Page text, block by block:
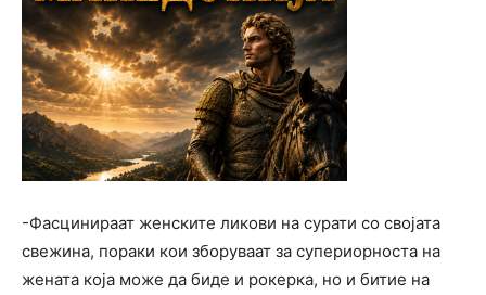
-Фасцинираат женските ликови на сурати со својата
свежина, пораки кои зборуваат за супериорноста на
жената која може да биде и рокерка, но и битие на